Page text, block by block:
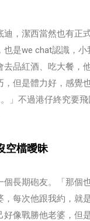
，潔西當然也有正
也是we chat認識，
去品紅酒、吃大餐，
，但是體力好，感覺
」不過港仔終究要
檔曖昧
個長期砲友。「那個
，每次他跟我約，就
好像戰勝他老婆，但